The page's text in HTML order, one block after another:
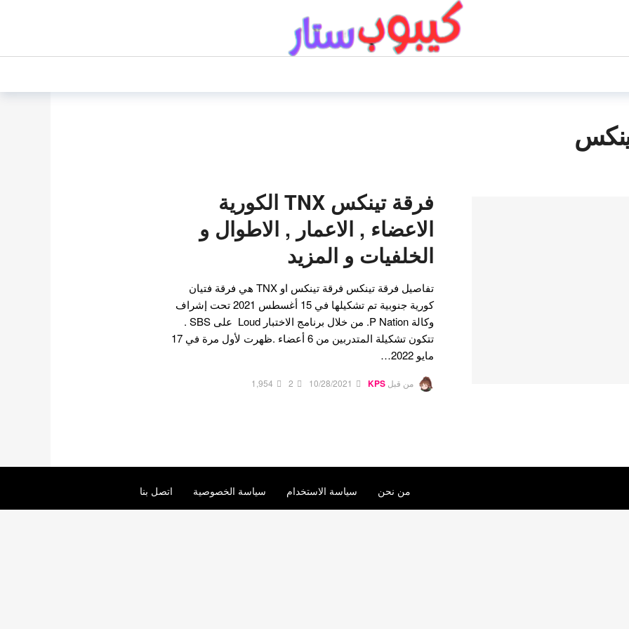
فرقة تينكس TNX الكورية
الاعضاء , الاعمار , الاطوال و
الخلفيات و المزيد
تفاصيل فرقة تينكس فرقة تينكس او TNX هي فرقة فتيان
كورية جنوبية تم تشكيلها في 15 أغسطس 2021 تحت إشراف
وكالة P Nation. من خلال برنامج الاختبار Loud على SBS .
تتكون تشكيلة المتدربين من 6 أعضاء .ظهرت لأول مرة في 17
مايو 2022…
من قبل KPS
10/28/2021
2
1,954
من نحن سياسة الاستخدام سياسة الخصوصية اتصل بنا